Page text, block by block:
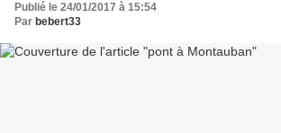
Publié le 24/01/2017 à 15:54
Par bebert33